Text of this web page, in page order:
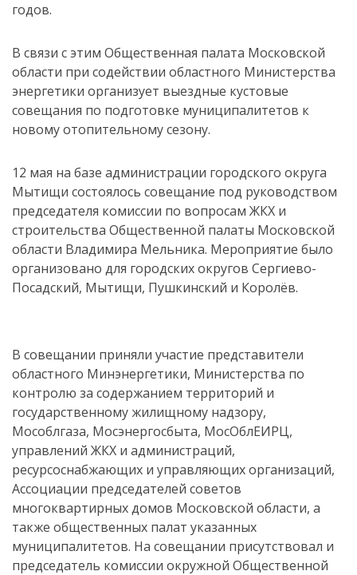
годов.
В связи с этим Общественная палата Московской
области при содействии областного Министерства
энергетики организует выездные кустовые
совещания по подготовке муниципалитетов к
новому отопительному сезону.
12 мая на базе администрации городского округа
Мытищи состоялось совещание под руководством
председателя комиссии по вопросам ЖКХ и
строительства Общественной палаты Московской
области Владимира Мельника. Мероприятие было
организовано для городских округов Сергиево-
Посадский, Мытищи, Пушкинский и Королёв.
В совещании приняли участие представители
областного Минэнергетики, Министерства по
контролю за содержанием территорий и
государственному жилищному надзору,
Мособлгаза, Мосэнергосбыта, МосОблЕИРЦ,
управлений ЖКХ и администраций,
ресурсоснабжающих и управляющих организаций,
Ассоциации председателей советов
многоквартирных домов Московской области, а
также общественных палат указанных
муниципалитетов. На совещании присутствовал и
председатель комиссии окружной Общественной